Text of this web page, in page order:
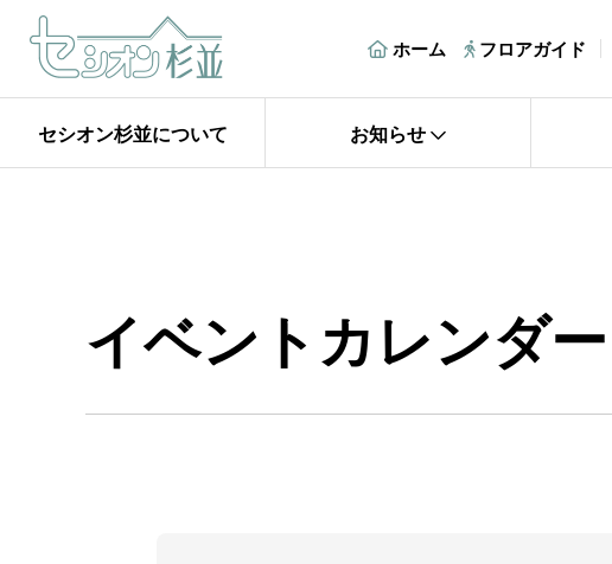
ホーム フロアガイド
セシオン杉並について お知らせ
イベントカレンダー